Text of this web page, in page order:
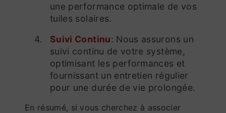
une performance optimale de vos
tuiles solaires.
Suivi Continu: Nous assurons un
suivi continu de votre système,
optimisant les performances et
fournissant un entretien régulier
pour une durée de vie prolongée.
En résumé, si vous cherchez à associer